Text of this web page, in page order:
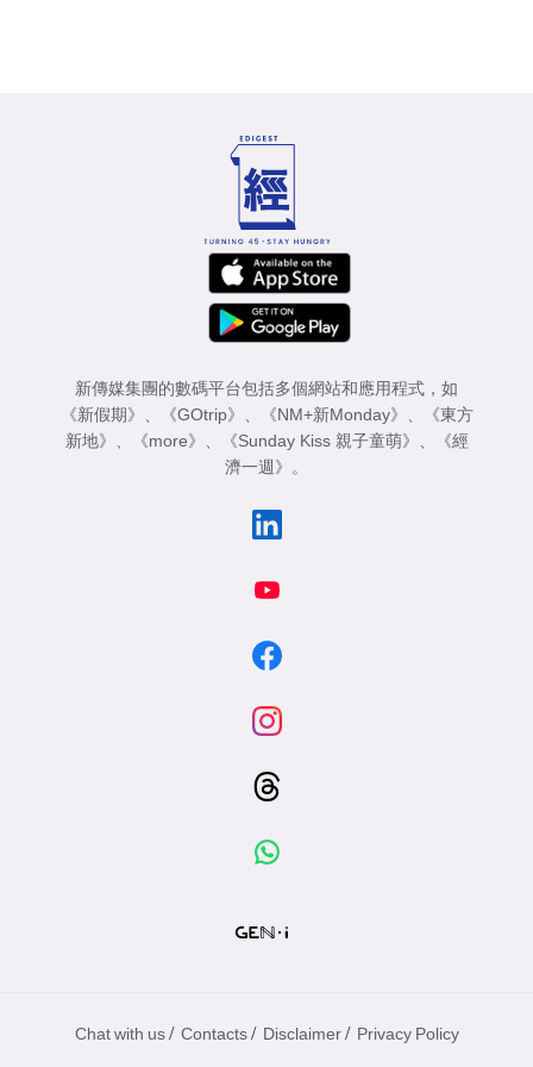
新傳媒集團的數碼平台包括多個網站和應用程式，如
《新假期》
《GOtrip》 《NM+新Monday》
《東方
新地》
《more》 《Sunday Kiss 親子童萌》
《經
濟一週》
。
Chat with us / Contacts / Disclaimer / Privacy Policy